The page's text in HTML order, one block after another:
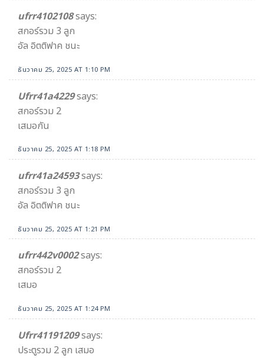
ufrr4102108says:
สกอร์รวม 3 ลูก
อัล อิตติฟาค ชนะ
ธันวาคม 25, 2025 AT 1:10 PM
Ufrr41a4229says:
สกอร์รวม 2
เสมอกัน
ธันวาคม 25, 2025 AT 1:18 PM
ufrr41a24593says:
สกอร์รวม 3 ลูก
อัล อิตติฟาค ชนะ
ธันวาคม 25, 2025 AT 1:21 PM
ufrr442v0002says:
สกอร์รวม 2
เสมอ
ธันวาคม 25, 2025 AT 1:24 PM
Ufrr41191209says:
ประตูรวม 2 ลูก เสมอ